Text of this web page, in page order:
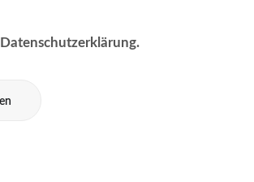
Datenschutzerklärung.